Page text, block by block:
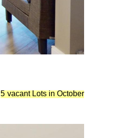
5 vacant Lots in October